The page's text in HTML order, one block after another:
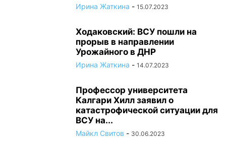
Ирина Жаткина - 15.07.2023
Ходаковский: ВСУ пошли на
прорыв в направлении
Урожайного в ДНР
Ирина Жаткина - 14.07.2023
Профессор университета
Калгари Хилл заявил о
катастрофической ситуации для
ВСУ на...
Майкл Свитов - 30.06.2023